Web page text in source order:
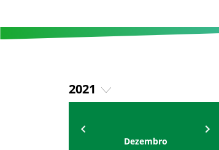
2021
2019
Dezembro